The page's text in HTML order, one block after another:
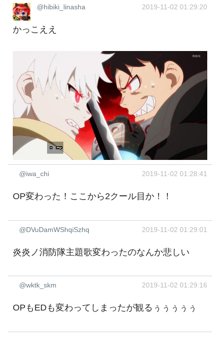
@hibiki_linasha 2019-11-02 01:29:20
かっこええ
@iwa_chi 2019-11-02 01:28:41
OP変わった！ここから2クール目か！！
@DVuDamWShqiSzhq 2019-11-02 01:29:01
炎炎ノ消防隊主題歌変わったのなんか悲しい
@wktk_skm 2019-11-02 01:29:16
OPもEDも変わってしまったが観るぅぅぅぅぅ